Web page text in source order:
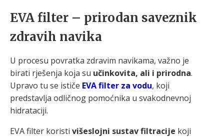
EVA filter – prirodan saveznik
zdravih navika
U procesu povratka zdravim navikama, važno je
birati rješenja koja su učinkovita, ali i prirodna.
Upravo tu se ističe EVA filter za vodu, koji
predstavlja odličnog pomoćnika u svakodnevnoj
hidrataciji.
EVA filter koristi višeslojni sustav filtracije koji